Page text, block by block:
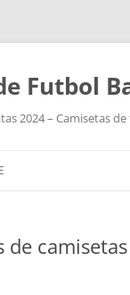
Futbol
2024 – Camisetas
de